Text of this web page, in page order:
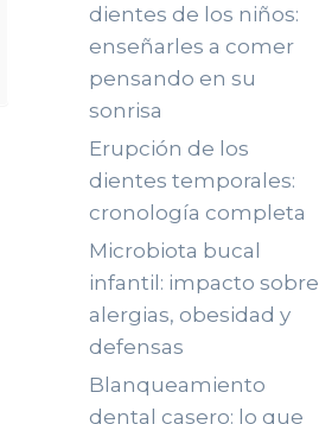
dientes de los niños:
enseñarles a comer
pensando en su
sonrisa
Erupción de los
dientes temporales:
cronología completa
Microbiota bucal
infantil: impacto sobre
alergias, obesidad y
defensas
Blanqueamiento
dental casero: lo que